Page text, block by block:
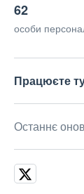
62
особи
Працюєте
Останнє